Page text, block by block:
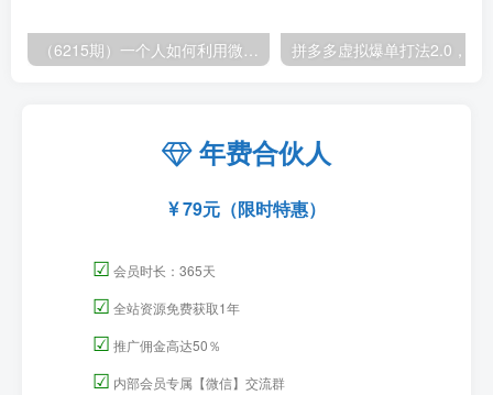
年费合伙人
79元（限时特惠）
☑ 会员时长：365天
☑ 全站资源免费获取1年
☑ 推广佣金高达50％
☑ 内部会员专属【微信】交流群